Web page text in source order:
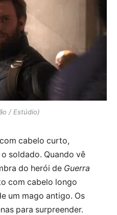
/ Estúdio)
cabelo curto,
soldado. Quando vê
do herói de Guerra
com cabelo longo
um mago antigo. Os
para surpreender.